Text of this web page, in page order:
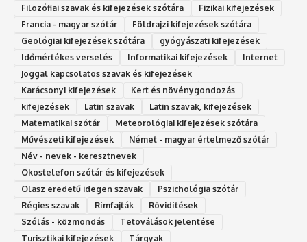
Filozófiai szavak és kifejezések szótára
Fizikai kifejezések
Francia - magyar szótár
Földrajzi kifejezések szótára
Geológiai kifejezések szótára
gyógyászati kifejezések
Időmértékes verselés
Informatikai kifejezések
Internet
Joggal kapcsolatos szavak és kifejezések
Karácsonyi kifejezések
Kert és növénygondozás
kifejezések
Latin szavak
Latin szavak, kifejezések
Matematikai szótár
Meteorológiai kifejezések szótára
Művészeti kifejezések
Német - magyar értelmező szótár
Név - nevek - keresztnevek
Okostelefon szótár és kifejezések
Olasz eredetű idegen szavak
Ps‮gólohciz‬ia s‮átóz‬r
Régies szavak
Rímfajták
Rövidítések
Szólás - közmondás
Tetoválások jelentése
Turisztikai kifejezések
Tárgyak